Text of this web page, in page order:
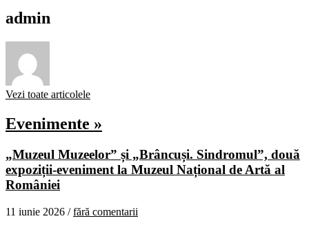
admin
Vezi toate articolele
Evenimente »
„Muzeul Muzeelor” și „Brâncuși. Sindromul”, două
expoziții-eveniment la Muzeul Național de Artă al
României
11 iunie 2026 /fără comentarii